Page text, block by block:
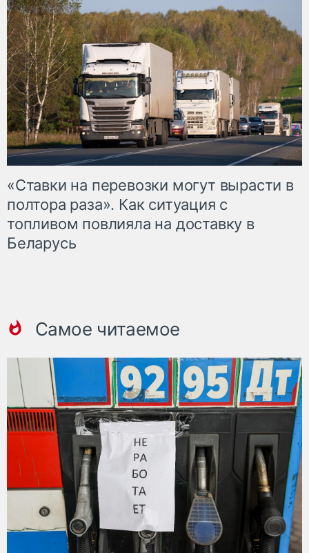
«Ставки на перевозки могут вырасти в
полтора раза». Как ситуация с
топливом повлияла на доставку в
Беларусь
Самое читаемое